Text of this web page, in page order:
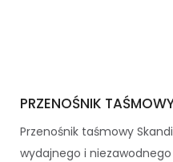
PRZENOŚNIK
Przenośnik taśmowy
wydajnego i